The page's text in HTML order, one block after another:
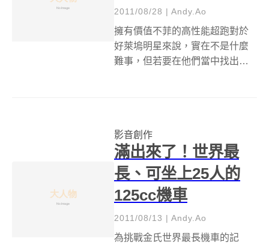
2011/08/28 | Andy.Ao
擁有價值不菲的高性能超跑對於
好萊塢明星來說，實在不是什麼
難事，但若要在他們當中找出具
名眾宣傳明年將於德州(Tex...
影音創作
滿出來了！世界最
長、可坐上25人的
125cc機車
2011/08/13 | Andy.Ao
為挑戰金氏世界最長機車的記